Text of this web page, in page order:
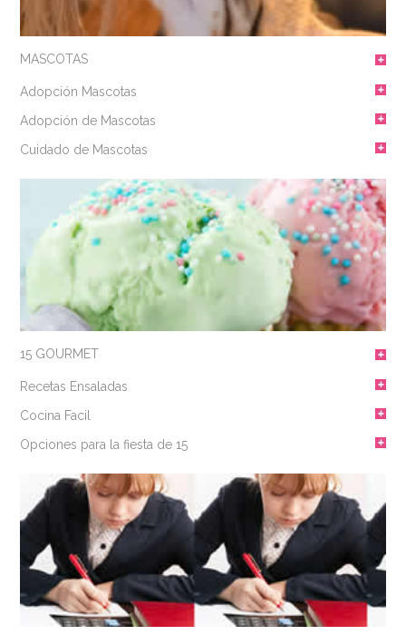
MASCOTAS
Adopción Mascotas
Adopción de Mascotas
Cuidado de Mascotas
15 GOURMET
Recetas Ensaladas
Cocina Facil
Opciones para la fiesta de 15